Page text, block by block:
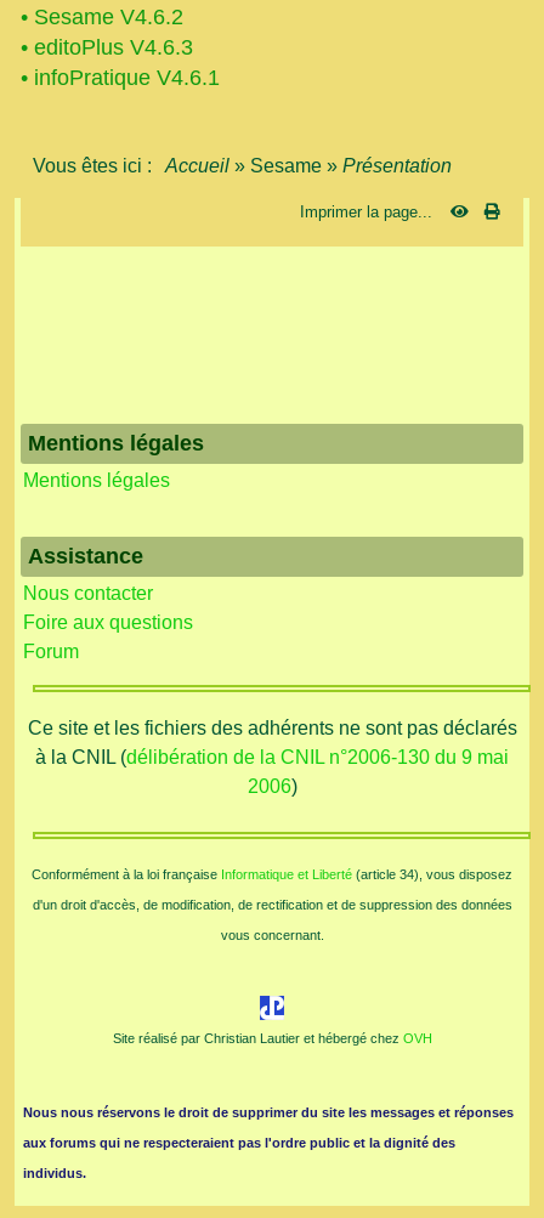
• Sesame V4.6.2
• editoPlus V4.6.3
• infoPratique V4.6.1
Vous êtes ici : Accueil » Sesame » Présentation
Imprimer la page...
Mentions légales
Mentions légales
Assistance
Nous contacter
Foire aux questions
Forum
Ce site et les fichiers des adhérents ne sont pas déclarés
à la CNIL (délibération de la CNIL n°2006-130 du 9 mai
2006)
Conformément à la loi française Informatique et Liberté (article 34), vous disposez
d'un droit d'accès, de modification, de rectification et de suppression des données
vous concernant.
Site réalisé par Christian Lautier et hébergé chez OVH
Nous nous réservons le droit de supprimer du site les messages et réponses
aux forums qui ne respecteraient pas l'ordre public et la dignité des
individus.